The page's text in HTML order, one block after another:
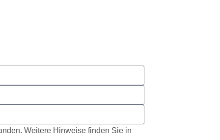
Weitere Hinweise finden Sie in